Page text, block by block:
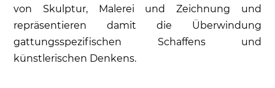
von Skulptur, Malerei und Zeichnung und
repräsentieren damit die Überwindung
gattungsspezifischen Schaffens und
künstlerischen Denkens.